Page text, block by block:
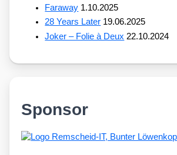
Faraway 1.10.2025
28 Years Later 19.06.2025
Joker – Folie à Deux 22.10.2024
Sponsor